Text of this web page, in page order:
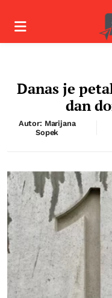
Izbornik
Danas je
dan
Autor: Marijana
Sopek